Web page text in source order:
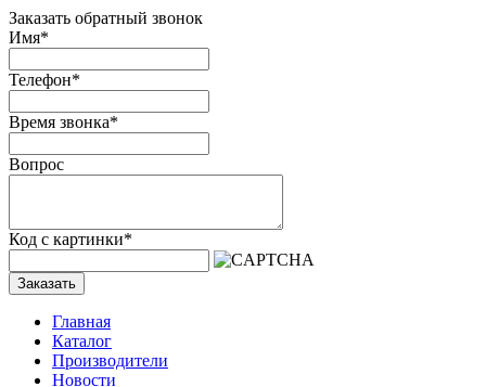
Заказать обратный звонок
Имя*
Телефон*
Время звонка*
Вопрос
Код с картинки*
Заказать
Главная
Каталог
Производители
Новости